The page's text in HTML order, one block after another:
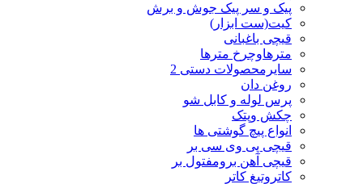
پیک و سر پیک جوش و برش
کیت(ست ابزار)
قیچی باغبانی
مترهاوچرخ مترها
سایرمحصولات دستی 2
روغن دان
پرس لوله و کابل شو
چکش وپتک
انواع پیچ گوشتی ها
قیچی پی وی سی بر
قیچی آهن برومفتول بر
کاتروتیغ کاتر